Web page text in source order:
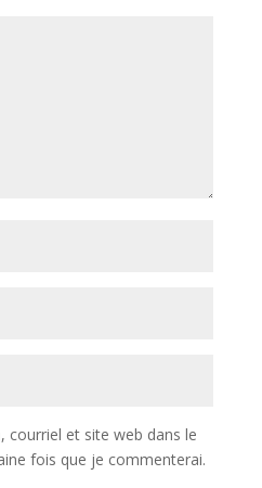
courriel et site web dans le
fois que je commenterai.